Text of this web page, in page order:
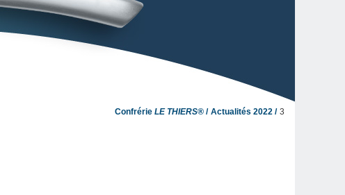
Confrérie LE THIERS® Actualités 2022 3